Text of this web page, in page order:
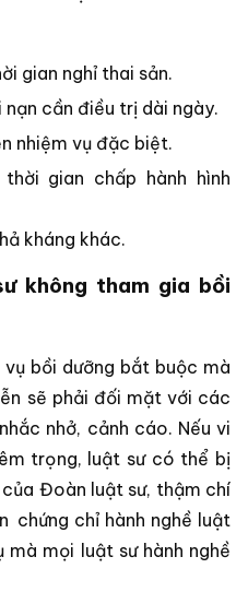
gian nghỉ thai sản.
cần điều trị dài ngày.
nhiệm vụ đặc biệt.
gian chấp hành hình
kháng khác.
không tham gia bồi
bồi dưỡng bắt buộc mà
sẽ phải đối mặt với các
nhở, cảnh cáo. Nếu vi
trọng, luật sư có thể bị
Đoàn luật sư, thậm chí
chứng chỉ hành nghề luật
mọi luật sư hành nghề